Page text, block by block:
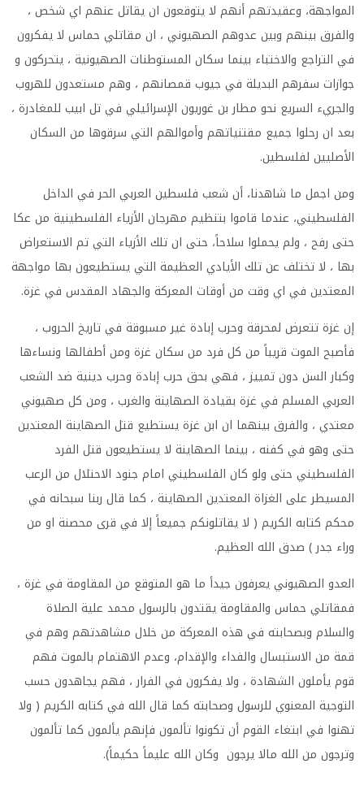
المواجهة، وعقيدتهم أنهم لا يتوقعون ان يقاتل عنهم اي شخص ،
والفرق بينهم وبين عدوهم الصهيوني ، ان مقاتلي حماس لا يفكرون
في التراجع والاختباء بينما سكان المستوطنات الصهيونية ، يتحركون و
جوازات سفرهم البديلة في جيوب قمصانهم ، وهم مستعدون للهروب
والجريء السريع نحو مطار بن غوريون الإسرائيلي في تل ابيب للمغادرة ،
بعد ان رحلوا جميع مقتنياتهم وأموالهم التي سرقوها من السكان
الأصليين لفلسطين.
ومن اجمل ما شاهدنا، أن شعب فلسطين العربي الحر في الداخل
الفلسطيني، عندما قاموا بتنظيم مهرجان الأزياء الفلسطينية من عكا
حتى رفح ، ولم يحملوا سلاحاً، حتى ان تلك الأزياء التي تم الاستعراض
بها ، لا تختلف عن تلك الأيادي العظيمة التي يستطيعون بها مواجهة
المعتدين في اي وقت من أوقات المعركة والجهاد المقدس في غزة.
إن غزة تتعرض لمحرقة وحرب إبادة غير مسبوقة في تاريخ الحروب ،
فأصبح الموت قريباً من كل فرد من سكان غزة ومن أطفالها ونساءها
وكبار السن دون تمييز ، فهي بحق حرب إبادة وحرب دينية ضد الشعب
العربي المسلم في غزة بقيادة الصهاينة والغرب ، ومن كل صهيوني
معتدي ، والفرق بينهما ان ابن غزة يستطيع قتل الصهاينة المعتدين
حتى وهو في كفنه ، بينما الصهاينة لا يستطيعون قتل الفرد
الفلسطيني حتى ولو كان الفلسطيني امام جنود الاحتلال من الرعب
المسيطر على الغزاة المعتدين الصهاينة ، كما قال ربنا سبحانه في
محكم كتابه الكريم ( لا يقاتلونكم جميعاً إلا في قرى محصنة او من
وراء جدر ) صدق الله العظيم.
العدو الصهيوني يعرفون جيدأ ما هو المتوقع من المقاومة في غزة ،
فمقاتلي حماس والمقاومة يقتدون بالرسول محمد علية الصلاة
والسلام وبصحابته في هذه المعركة من خلال مشاهدتهم وهم في
قمة من الاستبسال والفداء والإقدام، وعدم الاهتمام بالموت فهم
قوم يأملون الشهادة ، ولا يفكرون في الفرار ، فهم يجاهدون حسب
التوجية المعنوي للرسول وصحابته كما قال الله في كتابه الكريم ( ولا
تهنوا في ابتغاء القوم أن تكونوا تألمون فإنهم يألمون كما تألمون
وترجون من الله مالا يرجون وكان الله عليماً حكيماً).